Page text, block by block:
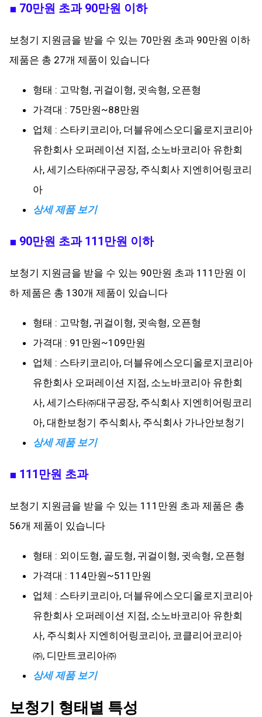
■ 70만원 초과 90만원 이하
보청기 지원금을 받을 수 있는 70만원 초과 90만원 이하
제품은 총 27개 제품이 있습니다
형태 : 고막형, 귀걸이형, 귓속형, 오픈형
가격대 : 75만원~88만원
업체 : 스타키코리아, 더블유에스오디올로지코리아
유한회사 오퍼레이션 지점, 소노바코리아 유한회
사, 세기스타㈜대구공장, 주식회사 지엔히어링코리
아
상세 제품 보기
■ 90만원 초과 111만원 이하
보청기 지원금을 받을 수 있는 90만원 초과 111만원 이
하 제품은 총 130개 제품이 있습니다
형태 : 고막형, 귀걸이형, 귓속형, 오픈형
가격대 : 91만원~109만원
업체 : 스타키코리아, 더블유에스오디올로지코리아
유한회사 오퍼레이션 지점, 소노바코리아 유한회
사, 세기스타㈜대구공장, 주식회사 지엔히어링코리
아, 대한보청기 주식회사, 주식회사 가나안보청기
상세 제품 보기
■ 111만원 초과
보청기 지원금을 받을 수 있는 111만원 초과 제품은 총
56개 제품이 있습니다
형태 : 외이도형, 골도형, 귀걸이형, 귓속형, 오픈형
가격대 : 114만원~511만원
업체 : 스타키코리아, 더블유에스오디올로지코리아
유한회사 오퍼레이션 지점, 소노바코리아 유한회
사, 주식회사 지엔히어링코리아, 코클리어코리아
㈜, 디만트코리아㈜
상세 제품 보기
보청기 형태별 특성